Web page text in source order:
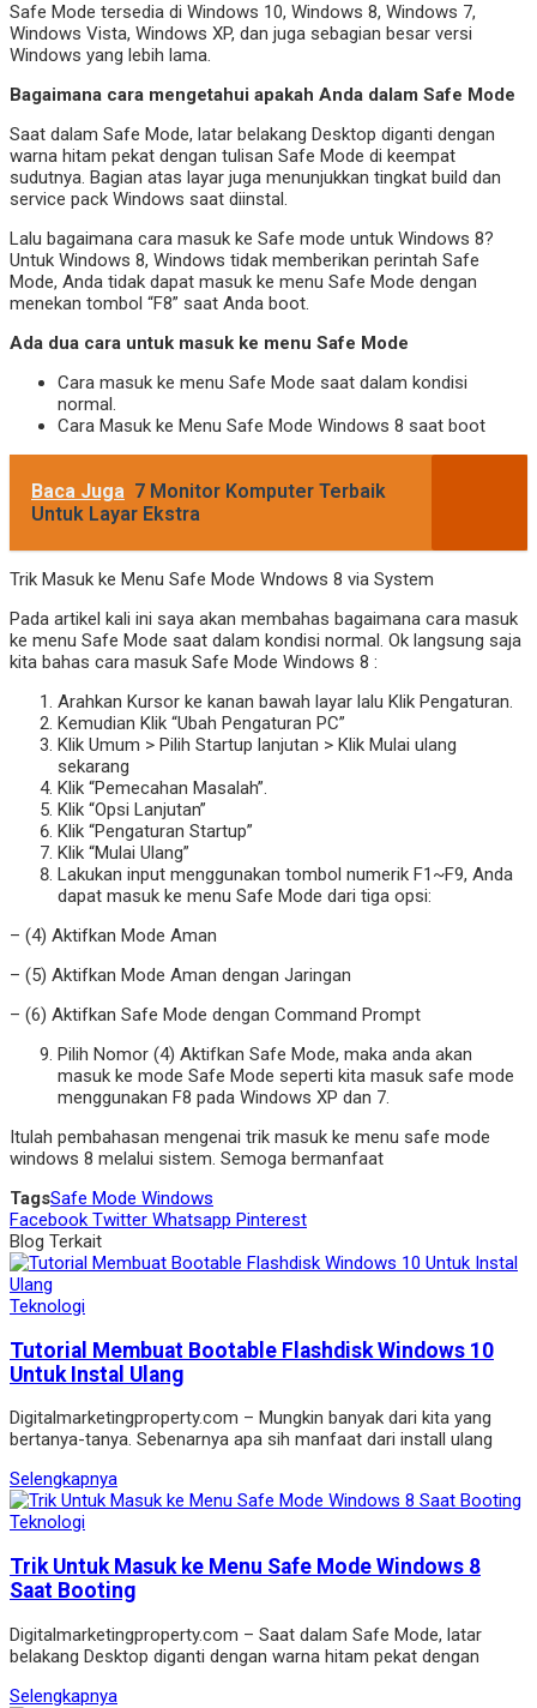
Safe Mode tersedia di Windows 10, Windows 8, Windows 7,
Windows Vista, Windows XP, dan juga sebagian besar versi
Windows yang lebih lama.
Bagaimana cara mengetahui apakah Anda dalam Safe Mode
Saat dalam Safe Mode, latar belakang Desktop diganti dengan
warna hitam pekat dengan tulisan Safe Mode di keempat
sudutnya. Bagian atas layar juga menunjukkan tingkat build dan
service pack Windows saat diinstal.
Lalu bagaimana cara masuk ke Safe mode untuk Windows 8?
Untuk Windows 8, Windows tidak memberikan perintah Safe
Mode, Anda tidak dapat masuk ke menu Safe Mode dengan
menekan tombol “F8” saat Anda boot.
Ada dua cara untuk masuk ke menu Safe Mode
Cara masuk ke menu Safe Mode saat dalam kondisi
normal.
Cara Masuk ke Menu Safe Mode Windows 8 saat boot
Baca Juga 7 Monitor Komputer Terbaik
Untuk Layar Ekstra
Trik Masuk ke Menu Safe Mode Wndows 8 via System
Pada artikel kali ini saya akan membahas bagaimana cara masuk
ke menu Safe Mode saat dalam kondisi normal. Ok langsung saja
kita bahas cara masuk Safe Mode Windows 8 :
Arahkan Kursor ke kanan bawah layar lalu Klik Pengaturan.
Kemudian Klik “Ubah Pengaturan PC”
Klik Umum > Pilih Startup lanjutan > Klik Mulai ulang
sekarang
Klik “Pemecahan Masalah”.
Klik “Opsi Lanjutan”
Klik “Pengaturan Startup”
Klik “Mulai Ulang”
Lakukan input menggunakan tombol numerik F1~F9, Anda
dapat masuk ke menu Safe Mode dari tiga opsi:
– (4) Aktifkan Mode Aman
– (5) Aktifkan Mode Aman dengan Jaringan
– (6) Aktifkan Safe Mode dengan Command Prompt
Pilih Nomor (4) Aktifkan Safe Mode, maka anda akan
masuk ke mode Safe Mode seperti kita masuk safe mode
menggunakan F8 pada Windows XP dan 7.
Itulah pembahasan mengenai trik masuk ke menu safe mode
windows 8 melalui sistem. Semoga bermanfaat
TagsSafe Mode Windows
Facebook Twitter Whatsapp Pinterest
Blog Terkait
Teknologi
Tutorial Membuat Bootable Flashdisk Windows 10
Untuk Instal Ulang
Digitalmarketingproperty.com – Mungkin banyak dari kita yang
bertanya-tanya. Sebenarnya apa sih manfaat dari install ulang
Selengkapnya
Teknologi
Trik Untuk Masuk ke Menu Safe Mode Windows 8
Saat Booting
Digitalmarketingproperty.com – Saat dalam Safe Mode, latar
belakang Desktop diganti dengan warna hitam pekat dengan
Selengkapnya